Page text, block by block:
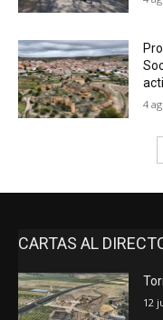
4
CARTAS AL
12